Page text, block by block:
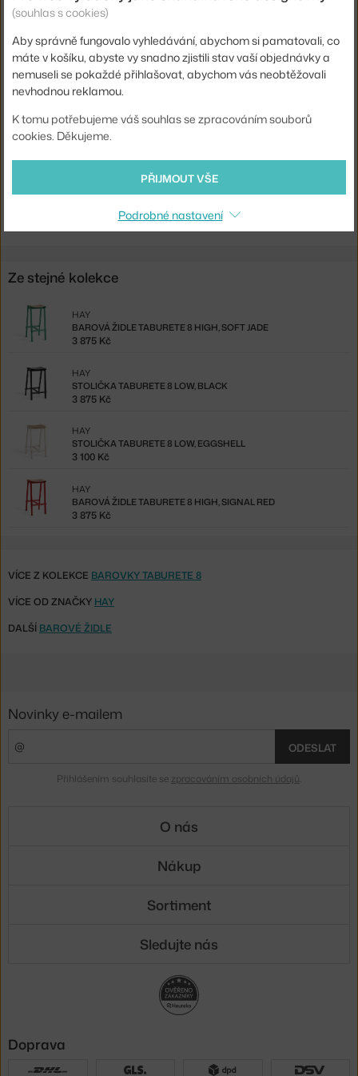
Barva:
červená, světlé dřevo
Materiál:
lakovaná ocel, dubová dýha
Sedák:
dřevo
Podnož:
kov
Kód produktu
HAY-AE433-A406
EAN
5710441349396
Ste zo Slovenska? Prejdite naStolička Taburete 8 Low, signal red
Shopping from the EU? Switch toTaburete 8 Bar Stool Low, signal
Ze stejné kolekce
BAROVÁ ŽIDLE TABURETE 8 HIGH, SOFT JADE
HAY
3 875 Kč
STOLIČKA TABURETE 8 LOW, BLACK
HAY
3 875 Kč
STOLIČKA TABURETE 8 LOW, EGGSHELL
HAY
3 100 Kč
BAROVÁ ŽIDLE TABURETE 8 HIGH, SIGNAL RED
HAY
3 875 Kč
VÍCE Z KOLEKCE BAROVKY TABURETE 8
VÍCE OD ZNAČKY HAY
DALŠÍ BAROVÉ ŽIDLE
(souhlas s cookies)
Aby správně fungovalo vyhledávání, abychom si pamatovali, co
máte v košíku, abyste vy snadno zjistili stav vaší objednávky a
nemuseli se pokaždé přihlašovat, abychom vás neobtěžovali
nevhodnou reklamou.
K tomu potřebujeme váš souhlas se zpracováním souborů
cookies. Děkujeme.
PŘIJMOUT VŠE
Podrobné nastavení
Novinky e-mailem
ODESLAT
Přihlášením souhlasíte se zpracováním osobních údajů
O nás
Nákup
Sortiment
Sledujte nás
Doprava